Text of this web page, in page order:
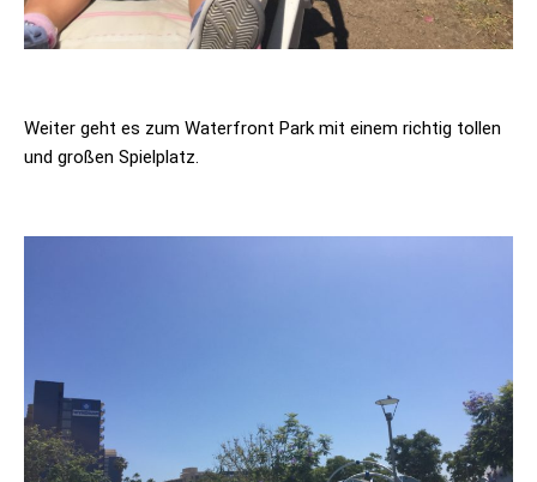
Weiter geht es zum Waterfront Park mit einem richtig tollen
und großen Spielplatz.